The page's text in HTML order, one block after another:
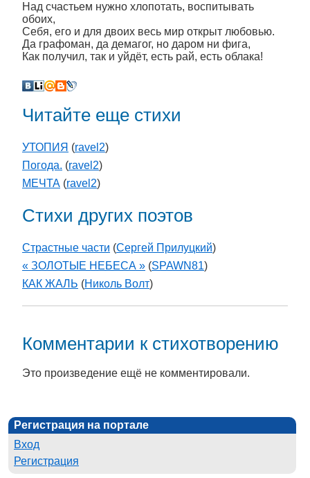
Над счастьем нужно хлопотать, воспитывать
обоих,
Себя, его и для двоих весь мир открыт любовью.
Да графоман, да демагог, но даром ни фига,
Как получил, так и уйдёт, есть рай, есть облака!
Читайте еще стихи
УТОПИЯ (ravel2)
Погода. (ravel2)
МЕЧТА (ravel2)
Стихи других поэтов
Страстные части (Сергей Прилуцкий)
« ЗОЛОТЫЕ НЕБЕСА » (SPAWN81)
КАК ЖАЛЬ (Николь Волт)
Комментарии к стихотворению
Это произведение ещё не комментировали.
Регистрация на портале
Вход
Регистрация